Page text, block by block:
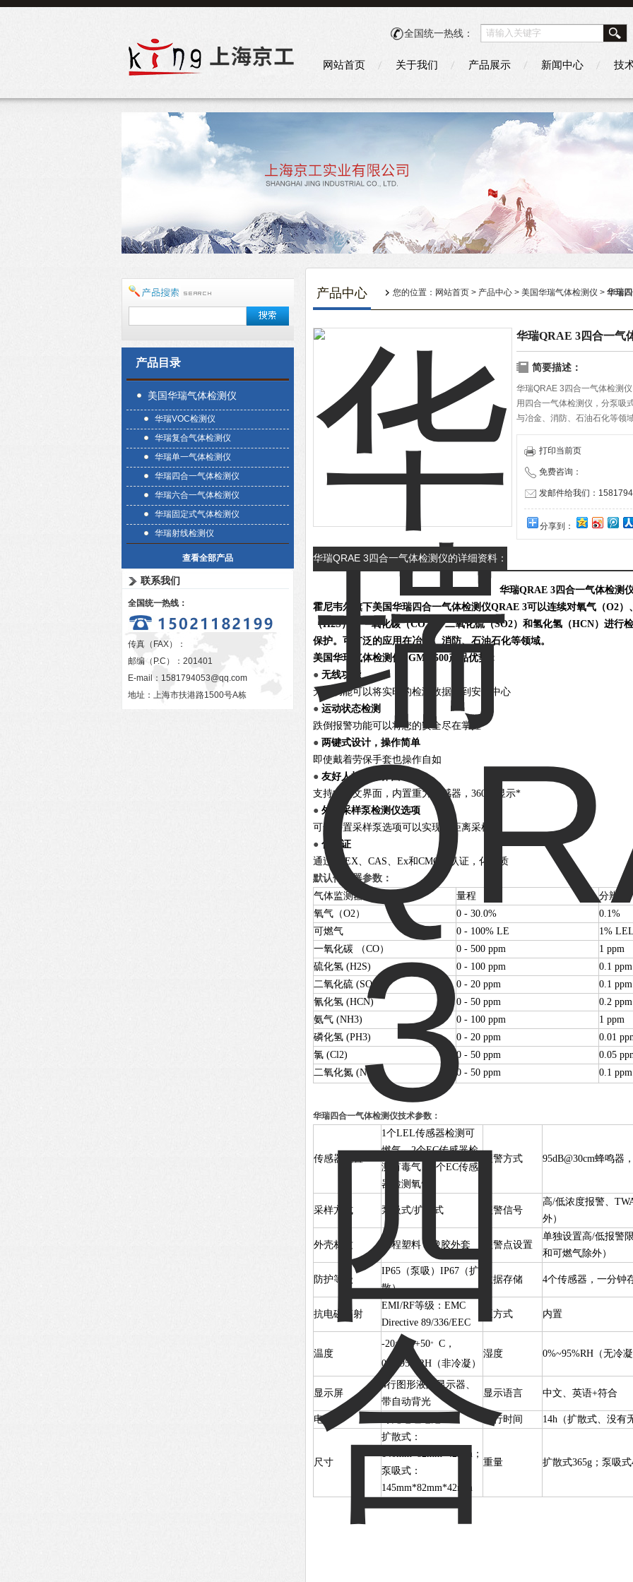
全国统一热线：
网站首页 关于我们 产品展示 新闻中心 技
产品目录
美国华瑞气体检测仪
华瑞VOC检测仪
华瑞复合气体检测仪
华瑞单一气体检测仪
华瑞四合一气体检测仪
华瑞六合一气体检测仪
华瑞固定式气体检测仪
华瑞射线检测仪
查看全部产品
联系我们
全国统一热线：
传真（FAX）：
邮编（P.C）：201401
E-mail： 1581794053@qq.com
地址：上海市扶港路1500号A栋
产品中心 您的位置： 网站首页 > 产品中心 > 美国华瑞气体检测仪 > 华瑞
华瑞QRAE 3四合一气
简要描述：
华瑞QRAE 3四合一气体检测
用四合一气体检测仪，分泵吸
与冶金、消防、石油石化等领
打印当前页
免费咨询：
发邮件给我们：
分享到：
华瑞QRAE 3四合一气体检测仪的详细资料：
华瑞QRAE 3四合一气体检测
霍尼韦尔旗下美国华瑞四合一气体检测仪QRAE 3可以连续对氧气（O2
（H2S），一氧化碳（CO）、二氧化硫（SO2）和氢化氢（HCN）进行
保护。可广泛的应用在冶金、消防、石油石化等领域。
美国华瑞气体检测仪PGM-2500产品优势：
● 无线功能
无线功能可以将实时的检测数据传到安全中心
● 运动状态检测
跌倒报警功能可以将您的安全尽在掌握
● 两键式设计，操作简单
即使戴着劳保手套也操作自如
● 友好人机操作界面
支持中英文界面，内置重力传感器，360度显示*
● 外置采样泵检测仪选项
可选外置采样泵选项可以实现远距离采样
● 化认证
通过ATEX、CAS、Ex和CMC等认证，化品质
默认传
感器参数：
气体监测器
量程
分辨率
氧气（O2）
0 - 30.0%
0.1%
可燃气
0 - 100% LE
1%
一氧化碳 （CO）
0 - 500 ppm
1 ppm
硫化氢 (H2S)
0 - 100 ppm
0.1 ppm
二氧化硫 (SO2)
0 - 20 ppm
0.1 ppm
氰化氢 (HCN)
0 - 50 ppm
0.2 ppm
氨气 (NH3)
0 - 100 ppm
1 ppm
磷化氢 (PH3)
0 - 20 ppm
0.01
氯 (Cl2) 0 - 50 ppm
0.05
二氧化氮 (NO2)
0 - 50 ppm 0.1 ppm
华瑞四合一气体检测仪技术参数：
传感器配置
1个LEL传感器检测可
燃气、2个EC传感器检
测有毒气、1个EC传感
器检测氧气
报警方式 95dB@30cm蜂鸣器
采样方式 泵吸式/扩散式 报警信号
高/低浓度报警、
外）
外壳材质 工程塑料，橡胶外套 报警点设置
单独设置高/低报警
和可燃气除外）
防护等级
IP65（泵吸）IP67（扩
散）
数据存储 4个传感器，一分钟
抗电磁辐射
EMI/RF等级：EMC
Directive 89/336/EEC
泵方式 内置
温度
-20。
~+50。 C，
0%
~95%RH（非冷凝）
湿度 0%~95%RH（无冷
显示屏
4行图形液晶显示器、
带自动背光
显示语言 中文、英语+符合
电池 运行时间 14h（扩散式、没有
尺寸
扩散式：
140mm*82mm*42mm；
泵吸式：
145mm*82mm*42mm
重量 扩散式365g；泵吸式